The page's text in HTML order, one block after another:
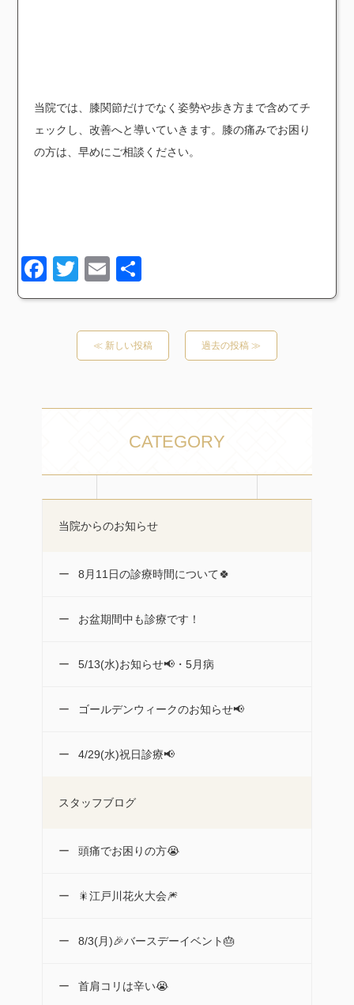
当院では、膝関節だけでなく姿勢や歩き方まで含めてチ
ェックし、改善へと導いていきます。膝の痛みでお困り
の方は、早めにご相談ください。
Facebook
TwitterEmail
有
≪ 新しい投稿 過去の投稿 ≫
CATEGORY
当院からのお知らせ
8月11日の診療時間について🍀
お盆期間中も診療です！
5/13(水)お知らせ📢・5月病
ゴールデンウィークのお知らせ📢
4/29(水)祝日診療📢
スタッフブログ
頭痛でお困りの方😭
🎇江戸川花火大会🎆
8/3(月)🎉バースデーイベント🎂
首肩コリは辛い😭